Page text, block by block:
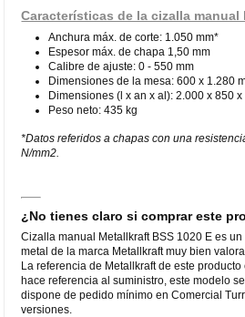
Características de la cizalla manual
Anchura máx. de corte: 1.050 mm*
Espesor máx. de chapa 1,50 mm
Calibre de ajuste: 0 - 550 mm
Dimensiones de la mesa: 600 x 1.280
Dimensiones (l x an x al): 2.000 x 850
Peso neto: 435 kg
*Datos referidos a chapas con una
N/mm2.
¿No tienes claro si comprar este
Cizalla manual Metallkraft BSS 1020 E es
metal de la marca Metallkraft muy bien
La referencia de Metallkraft de este
hace referencia al suministro, este modelo
dispone de pedido mínimo en Comercial
versiones.